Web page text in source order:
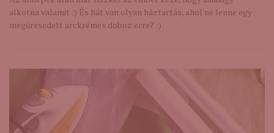
alkotna valamit :) És hát van olyan háztartás, ahol ne lenne egy
megüresedett arckrémes doboz erre? :)